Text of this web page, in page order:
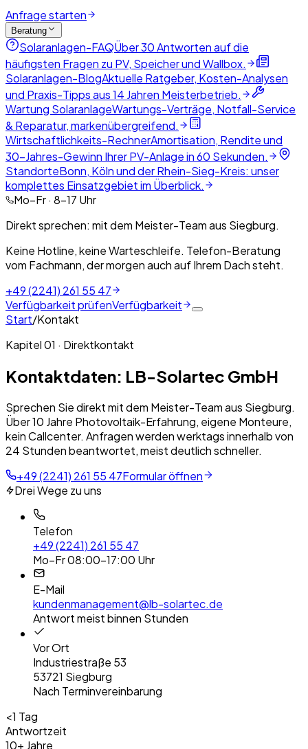
Anfrage starten
Beratung
Solaranlagen-FAQÜber 30 Antworten auf die
häufigsten Fragen zu PV, Speicher und Wallbox.
Solaranlagen-BlogAktuelle Ratgeber, Kosten-Analysen
und Praxis-Tipps aus 14 Jahren Meisterbetrieb.
Wartung SolaranlageWartungs-Verträge, Notfall-Service
& Reparatur, markenübergreifend.
Wirtschaftlichkeits-RechnerAmortisation, Rendite und
30-Jahres-Gewinn Ihrer PV-Anlage in 60 Sekunden.
StandorteBonn, Köln und der Rhein-Sieg-Kreis: unser
komplettes Einsatzgebiet im Überblick.
Mo–Fr · 8–17 Uhr
Direkt sprechen: mit dem Meister-Team aus Siegburg.
Keine Hotline, keine Warteschleife. Telefon-Beratung
vom Fachmann, der morgen auch auf Ihrem Dach steht.
+49 (2241) 261 55 47
Verfügbarkeit prüfenVerfügbarkeit
Start/Kontakt
Kapitel 01 · Direktkontakt
Kontaktdaten: LB-Solartec GmbH
Sprechen Sie direkt mit dem Meister-Team aus Siegburg.
Über 10 Jahre Photovoltaik-Erfahrung, eigene Monteure,
kein Callcenter. Anfragen werden werktags innerhalb von
24 Stunden beantwortet, meist deutlich schneller.
+49 (2241) 261 55 47Formular öffnen
Drei Wege zu uns
Telefon
+49 (2241) 261 55 47
Mo–Fr 08:00–17:00 Uhr
E-Mail
kundenmanagement@lb-solartec.de
Antwort meist binnen Stunden
Vor Ort
Industriestraße 53
53721 Siegburg
Nach Terminvereinbarung
<1 Tag
Antwortzeit
10+ Jahre